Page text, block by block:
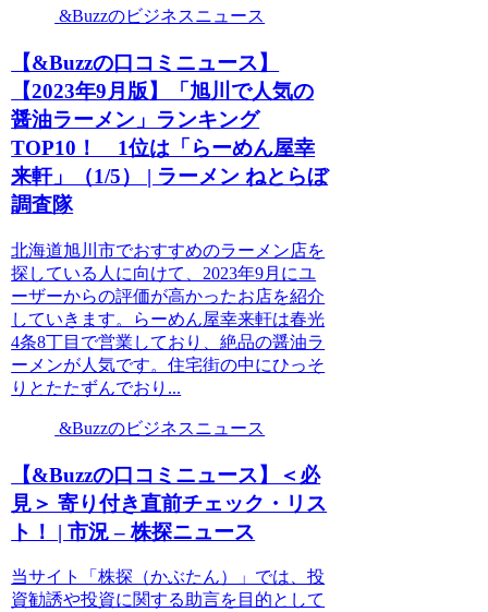
&Buzzのビジネスニュース
【&Buzzの口コミニュース】
【2023年9月版】「旭川で人気の
醤油ラーメン」ランキング
TOP10！ 1位は「らーめん屋幸
来軒」（1/5） | ラーメン ねとらぼ
調査隊
北海道旭川市でおすすめのラーメン店を
探している人に向けて、2023年9月にユ
ーザーからの評価が高かったお店を紹介
していきます。らーめん屋幸来軒は春光
4条8丁目で営業しており、絶品の醤油ラ
ーメンが人気です。住宅街の中にひっそ
りとたたずんでおり...
&Buzzのビジネスニュース
【&Buzzの口コミニュース】＜必
見＞ 寄り付き直前チェック・リス
ト！ | 市況 – 株探ニュース
当サイト「株探（かぶたん）」では、投
資勧誘や投資に関する助言を目的として